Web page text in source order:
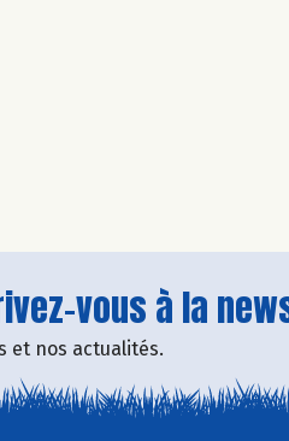
vous à la
et nos actualités.